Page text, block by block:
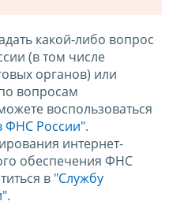
какой-либо вопрос
(в том числе
органов) или
вопросам
воспользоваться
ФНС России".
интернет-
обеспечения ФНС
в "Службу